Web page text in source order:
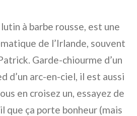
lutin à barbe rousse, est une
de l’Irlande, souvent
Garde-chiourme d’un
d’un arc-en-ciel, il est aussi
en croisez un, essayez de
que ça porte bonheur (mais